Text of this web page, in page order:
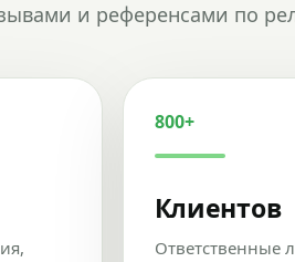
и референсами по
800+
Клиентов
Ответственные